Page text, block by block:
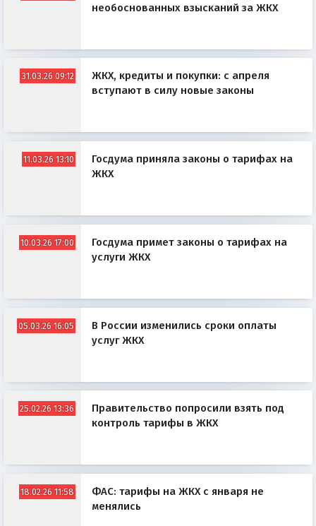
необоснованных взысканий за ЖКХ
31.03.26 09:12
ЖКХ, кредиты и покупки: с апреля
вступают в силу новые законы
11.03.26 13:10
Госдума приняла законы о тарифах на
ЖКХ
10.03.26 17:00
Госдума примет законы о тарифах на
услуги ЖКХ
05.03.26 16:05
В России изменились сроки оплаты
услуг ЖКХ
25.02.26 13:36
Правительство попросили взять под
контроль тарифы в ЖКХ
18.02.26 11:58
ФАС: тарифы на ЖКХ с января не
менялись